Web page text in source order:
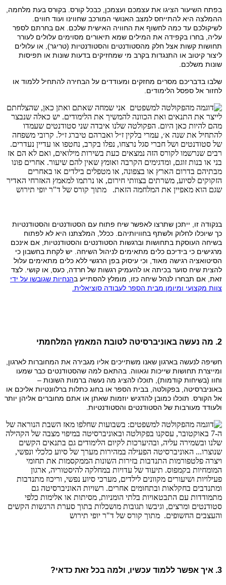
בפתח השיעור הציגו את עצמכם ועצמכן, כבכל קורס. בקורס בעת מלחמה,
ההמלצה היא להתייחס למצב האנושי המורכב שחווינו ועוד חווים.
לשיקולכם עד כמה לחשוף את החוויה האישית שלכם. אם בחרתם לספר
עליה, בחרו בקפידה את המילים שמא תיאורים מסוימים עלולים לעורר
תחושות קשות אצל חלק מהסטודנטים והסטודנטיות (טריגר), או עלולים
ליצור קיטוב או התנגדות בקרב מי שמחזיקים בדעות שונות או תפיסות
שונות משלכם.
שלבו בדבריכם מסרים מחזקים ומעודדים על הבחירה להתחיל ללמוד או
לחזור אל ספסל הלימודים.
בנקודה זו, ייתכן שתרצו לאפשר שיח פתוח עם הסטודנטים והסטודנטיות
כך שיוכלו לחלוק ולשתף בחוויותיהם. ככלל, המלצתנו היא לא לפתוח
בשיחה העוסקת בתחושות וברגשות הסטודנטים והסטודנטיות, אם אינכם
מרגישים כי בידיכם כלים מתאימים לניהול השיחה. יש לקחת בחשבון כי
הסיטואציה רגישה מאוד, וכי עיסוק בפן הרגשי ללא כלים מתאימים עלול
להצית שיח סוער בכיתה או להעמיק רגשות של חרדה, כעס, או קושי. לצד
זאת, אם תבחרו לנהל שיחה כזו, מומלץ להסתייע בהנחיות שגובשו על ידי
צוות מקצועי ומיומן מבית הספר לעבודה סוציאלית.
2. מה נעשה באוניברסיטה לטובת המאמץ המלחמתי
חשיפה לנעשה בארגון שאנו משתייכים אליו מגבירה את המחוברות לארגון,
ומייצרת תחושות שייכות וגאווה. בהתאם למה שהסטודנטים כבר שמעו
וחוו (בשיחות קודמות), תוכלו להציג מה נעשה ברמות השונות –
באוניברסיטה, בפקולטה, בבית הספר או בחוג כתלות ברלוונטיות אליכם או
אל הקורס. תוכלו כמובן להדגיש יוזמות שאתן או אתם מחוברים אליהן יותר
ולעודד מעורבות של הסטודנטים והסטודנטיות.
3. איך אפשר ללמוד עכשיו, ולמה בכל זאת כדאי?